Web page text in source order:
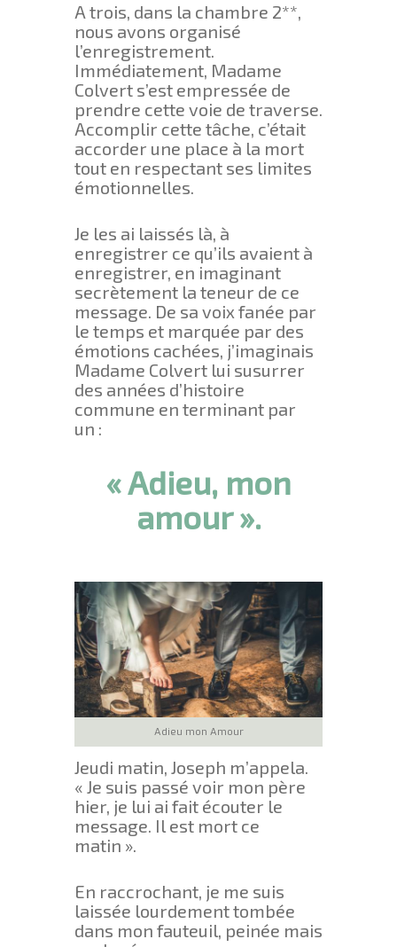
A trois, dans la chambre 2**,
nous avons organisé
l’enregistrement.
Immédiatement, Madame
Colvert s’est empressée de
prendre cette voie de traverse.
Accomplir cette tâche, c’était
accorder une place à la mort
tout en respectant ses limites
émotionnelles.
Je les ai laissés là, à
enregistrer ce qu’ils avaient à
enregistrer, en imaginant
secrètement la teneur de ce
message. De sa voix fanée par
le temps et marquée par des
émotions cachées, j’imaginais
Madame Colvert lui susurrer
des années d’histoire
commune en terminant par
un :
« Adieu, mon
amour ».
Adieu mon Amour
Jeudi matin, Joseph m’appela.
« Je suis passé voir mon père
hier, je lui ai fait écouter le
message. Il est mort ce
matin ».
En raccrochant, je me suis
laissée lourdement tombée
dans mon fauteuil, peinée mais